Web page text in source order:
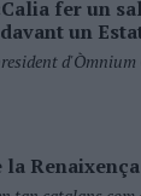
fer un
un
la Renaixença